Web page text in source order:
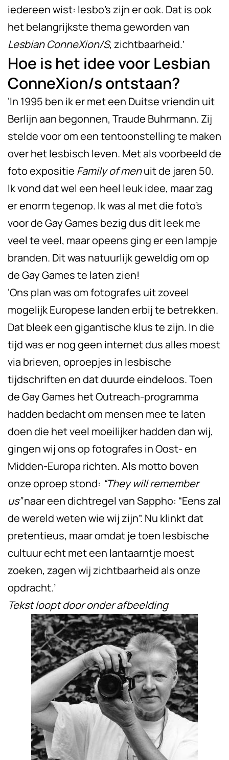
iedereen wist: lesbo’s zijn er ook. Dat is ook
het belangrijkste thema geworden van
Lesbian ConneXion/S, zichtbaarheid.’
Hoe is het idee voor Lesbian
ConneXion/s ontstaan?
‘In 1995 ben ik er met een Duitse vriendin uit
Berlijn aan begonnen, Traude Buhrmann. Zij
stelde voor om een tentoonstelling te maken
over het lesbisch leven. Met als voorbeeld de
foto expositie Family of menuit de jaren 50.
Ik vond dat wel een heel leuk idee, maar zag
er enorm tegenop. Ik was al met die foto’s
voor de Gay Games bezig dus dit leek me
veel te veel, maar opeens ging er een lampje
branden. Dit was natuurlijk geweldig om op
de Gay Games te laten zien!
‘Ons plan was om fotografes uit zoveel
mogelijk Europese landen erbij te betrekken.
Dat bleek een gigantische klus te zijn. In die
tijd was er nog geen internet dus alles moest
via brieven, oproepjes in lesbische
tijdschriften en dat duurde eindeloos. Toen
de Gay Games het Outreach-programma
hadden bedacht om mensen mee te laten
doen die het veel moeilijker hadden dan wij,
gingen wij ons op fotografes in Oost- en
Midden-Europa richten. Als motto boven
onze oproep stond: “They will remember
us”naar een dichtregel van Sappho: “Eens zal
de wereld weten wie wij zijn”. Nu klinkt dat
pretentieus, maar omdat je toen lesbische
cultuur echt met een lantaarntje moest
zoeken, zagen wij zichtbaarheid als onze
opdracht.’
Tekst loopt door onder afbeelding